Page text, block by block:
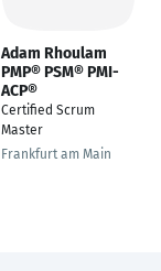
Adam Rhoulam
PMP® PSM® PMI-
ACP®
Certified Scrum
Master
Frankfurt am Main